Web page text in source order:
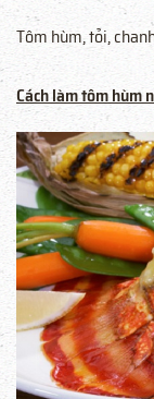
Tôm hùm, tỏi,
Cách làm tôm hùm